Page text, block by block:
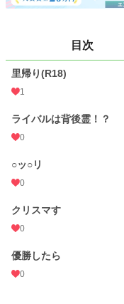
『○ッ○リ』の続編。ピン芸の
BL 31,391 位 /
お気に入り
0 pt
文字数
更新日時
初回公開日時
初回完結日時
月間ポイント
目次
里帰り(R18)
1
ライバルは背後霊！？
0
○ッ○リ
0
クリスマす
0
優勝したら
0